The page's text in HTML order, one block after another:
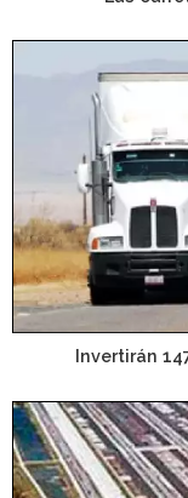
Invertirán